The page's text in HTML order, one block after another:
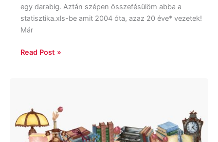
egy darabig. Aztán szépen összefésülöm abba a
statisztika.xls-be amit 2004 óta, azaz 20 éve* vezetek!
Már
Read Post »
2025:
Start!